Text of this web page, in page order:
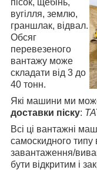
вугілля, землю,
граншлак, відвал.
Обсяг
перевезеного
вантажу може
складати від 3 до
40 тонн.
Які машини ми
доставки піску:
Всі ці вантажні
самоскидного
завантаження/
бути відкритим і